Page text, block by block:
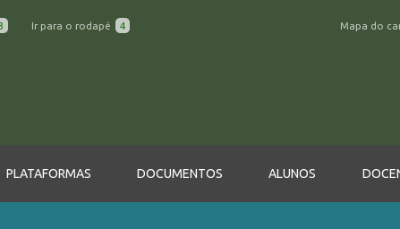
Ir para o rodapé 4 Mapa do
PLATAFORMAS DOCUMENTOS ALUNOS